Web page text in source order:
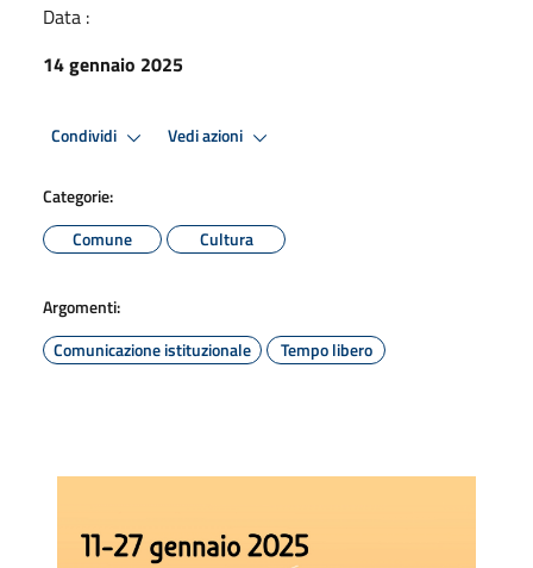
Data :
14 gennaio 2025
Condividi Vedi azioni
Categorie:
Comune
Cultura
Argomenti:
Comunicazione istituzionale
Tempo libero